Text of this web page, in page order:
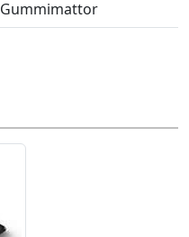
Gummimattor